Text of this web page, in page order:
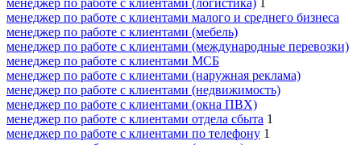
менеджер по работе с клиентами малого и среднего бизнеса
менеджер по работе с клиентами (мебель)
менеджер по работе с клиентами (международные перевозки)
менеджер по работе с клиентами МСБ
менеджер по работе с клиентами (наружная реклама)
менеджер по работе с клиентами (недвижимость)
менеджер по работе с клиентами (окна ПВХ)
менеджер по работе с клиентами отдела сбыта 1
менеджер по работе с клиентами по телефону 1